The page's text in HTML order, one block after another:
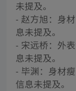
未提及。
- 赵方旭：身
息未提及。
- 宋远桥：外
息未提及。
- 毕渊：身材
信息未提及。